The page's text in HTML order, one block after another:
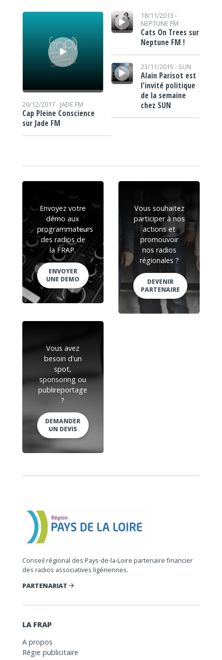
Lecteur audio
20/12/2017 - JADE FM
Cap Pleine Conscience
sur Jade FM
Lecteur audio18/11/2013 -
NEPTUNE FM
Cats On Trees sur
Neptune FM !
Lecteur audio
23/11/2015 - SUN
Alain Parisot est
l'invité politique
de la semaine
chez SUN
Envoyez votre
démo aux
programmateurs
des radios de
la FRAP.
ENVOYER
UNE DEMO
Vous souhaitez
participer à nos
actions et
promouvoir
nos radios
régionales ?
DEVENIR
PARTENAIRE
Vous avez
besoin d'un
spot,
sponsoring ou
publireportage
?
DEMANDER
UN DEVIS
Conseil régional des Pays-de-la-Loire partenaire financier
des radios associatives ligériennes.
PARTENARIAT
LA FRAP
A propos
Régie publicitaire